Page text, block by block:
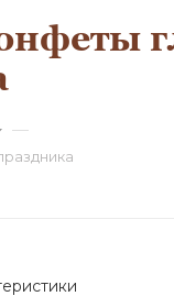
—